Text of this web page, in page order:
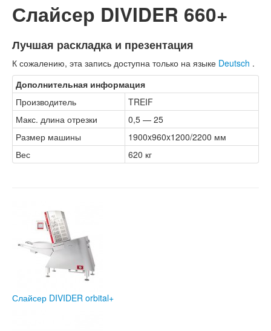
Слайсер DIVIDER 660+
Лучшая раскладка и презентация
К сожалению, эта запись доступна только на языке Deutsch .
Дополнительная информация
Производитель
TREIF
Макс. длина отрезки
0,5 — 25
Размер машины
1900x960x1200/2200 мм
Вес
620 кг
Слайсер DIVIDER orbital+